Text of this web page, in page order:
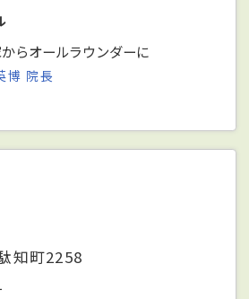
らオールラウンダーに
博 院長
知町2258